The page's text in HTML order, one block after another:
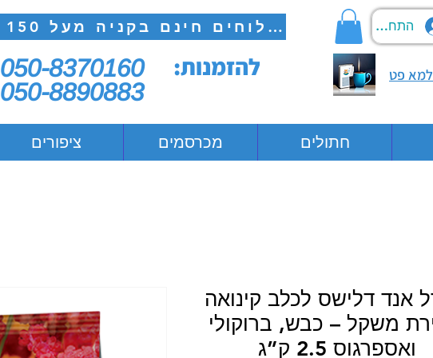
משלוחים חינם בקניה מעל 150 ש"ח
050-8370160
050-8890883
להזמנות:
התחבר
פט
ציפורים מכרסמים חתולים
אנד דלישס לכלב קינואה
משקל – כבש, ברוקולי
ואספרגוס 2.5 ק”ג